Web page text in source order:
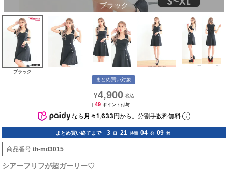
ブラック
ブラック
まとめ買い対象
¥4,900
[ 49 ポイント付与 ]
なら 月々1,633円から。分割手数料無料
まとめ買い終了まで 3 日 21 時間 04 分 08 秒
商品番号 th-md3015
シアーフリフが超ガーリー♡